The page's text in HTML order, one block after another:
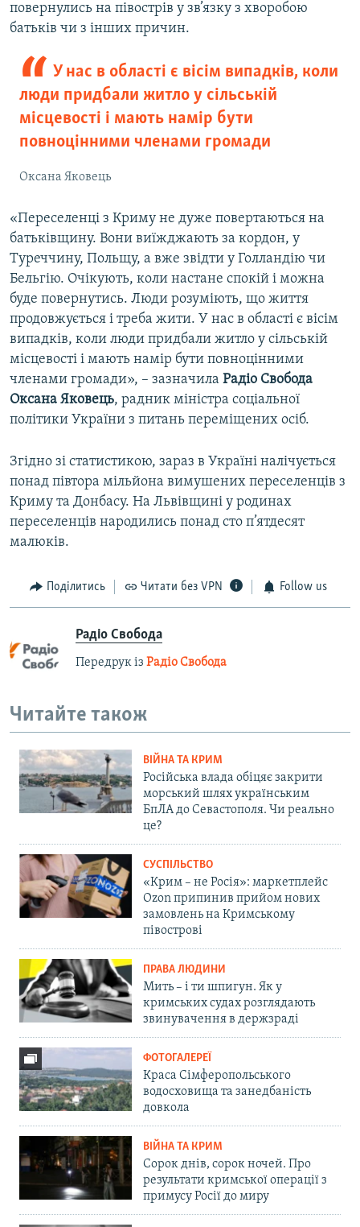
повернулись на півострів у зв’язку з хворобою
батьків чи з інших причин.
У нас в області є вісім випадків, коли
люди придбали житло у сільській
місцевості і мають намір бути
повноцінними членами громади
Оксана Яковець
«Переселенці з Криму не дуже повертаються на
батьківщину. Вони виїжджають за кордон, у
Туреччину, Польщу, а вже звідти у Голландію чи
Бельгію. Очікують, коли настане спокій і можна
буде повернутись. Люди розуміють, що життя
продовжується і треба жити. У нас в області є вісім
випадків, коли люди придбали житло у сільській
місцевості і мають намір бути повноцінними
членами громади», – зазначила Радіо Свобода
Оксана Яковець, радник міністра соціальної
політики України з питань переміщених осіб.
Згідно зі статистикою, зараз в Україні налічується
понад півтора мільйона вимушених переселенців з
Криму та Донбасу. На Львівщині у родинах
переселенців народились понад сто п’ятдесят
малюків.
Поділитись Читати без VPN Follow us
Радіо Свобода
Передрук із Радіо Свобода
Читайте також
ВІЙНА ТА КРИМ
Російська влада обіцяє закрити
морський шлях українським
БпЛА до Севастополя. Чи реально
це?
СУСПІЛЬСТВО
«Крим – не Росія»: маркетплейс
Ozon припинив прийом нових
замовлень на Кримському
півострові
ПРАВА ЛЮДИНИ
Мить – і ти шпигун. Як у
кримських судах розглядають
звинувачення в держзраді
ФОТОГАЛЕРЕЇ
Краса Сімферопольського
водосховища та занедбаність
довкола
ВІЙНА ТА КРИМ
Сорок днів, сорок ночей. Про
результати кримської операції з
примусу Росії до миру